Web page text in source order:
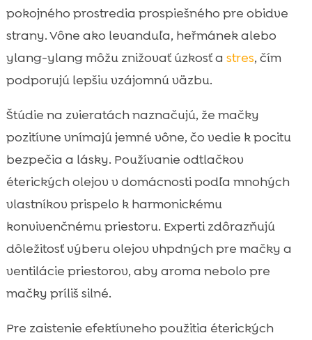
pokojného prostredia prospiešného pre obidve
strany. Vône ako levanduľa, heřmánek alebo
ylang-ylang môžu znižovať úzkosť a stres, čím
podporujú lepšiu vzájomnú väzbu.
Štúdie na zvieratách naznačujú, že mačky
pozitívne vnímajú jemné vône, čo vedie k pocitu
bezpečia a lásky. Používanie odtlačkov
éterických olejov v domácnosti podľa mnohých
vlastníkov prispelo k harmonickému
konvivenčnému priestoru. Experti zdôrazňujú
dôležitosť výberu olejov vhpdných pre mačky a
ventilácie priestorov, aby aroma nebolo pre
mačky príliš silné.
Pre zaistenie efektívneho použitia éterických